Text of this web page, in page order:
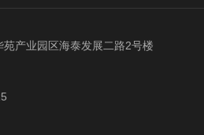
苑产业园区海泰发展二路2号楼